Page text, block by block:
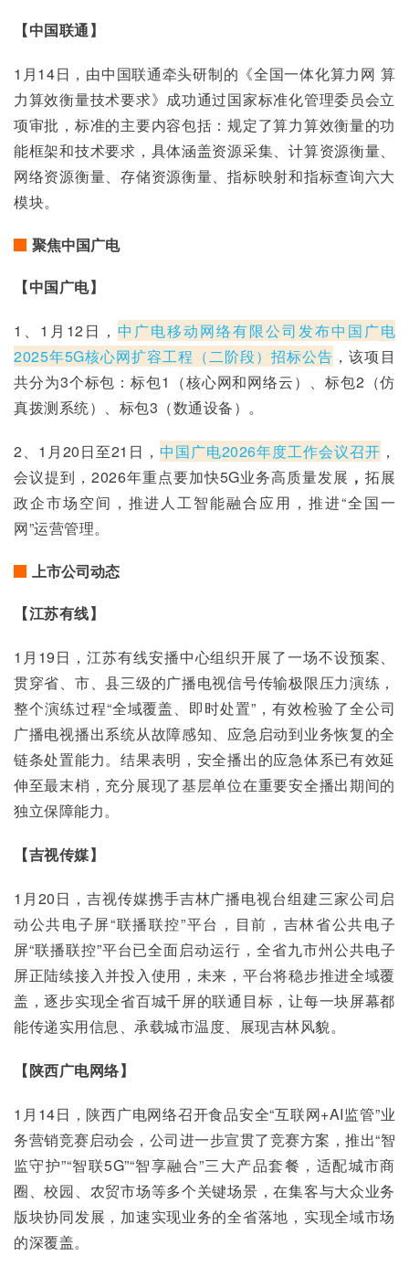
【中国联通】
1月14日，由中国联通牵头研制的《全国一体化算力网 算
力算效衡量技术要求》成功通过国家标准化管理委员会立
项审批，标准的主要内容包括：规定了算力算效衡量的功
能框架和技术要求，具体涵盖资源采集、计算资源衡量、
网络资源衡量、存储资源衡量、指标映射和指标查询六大
模块。
聚焦中国广电
【中国广电】
1、1月12日，中广电移动网络有限公司发布中国广电
2025年5G核心网扩容工程（二阶段）招标公告 ，该项目
共分为3个标包：标包1（核心网和网络云）、标包2（仿
真拨测系统）、标包3（数通设备）。
2、1月20日至21日，中国广电2026年度工作会议召开 ，
会议提到，2026年重点要加快5G业务高质量发展 ， 拓展
政企市场空间，推进人工智能融合应用，推进“全国一
网”运营管理。
上市公司动态
【江苏有线】
1月19日，江苏有线安播中心组织开展了一场不设预案、
贯穿省、市、县三级的广播电视信号传输极限压力演练，
整个演练过程“全域覆盖、即时处置”，有效检验了全公司
广播电视播出系统从故障感知、应急启动到业务恢复的全
链条处置能力。结果表明，安全播出的应急体系已有效延
伸至最末梢，充分展现了基层单位在重要安全播出期间的
独立保障能力。
【吉视传媒】
1月20日，吉视传媒携手吉林广播电视台组建三家公司启
动公共电子屏“联播联控”平台，目前，吉林省公共电子
屏“联播联控”平台已全面启动运行，全省九市州公共电子
屏正陆续接入并投入使用，未来，平台将稳步推进全域覆
盖，逐步实现全省百城千屏的联通目标，让每一块屏幕都
能传递实用信息、承载城市温度、展现吉林风貌。
【陕西广电网络】
1月14日，陕西广电网络召开食品安全“互联网+AI监管”业
务营销竞赛启动会，公司进一步宣贯了竞赛方案，推出“智
监守护”“智联5G”“智享融合”三大产品套餐，适配城市商
圈、校园、农贸市场等多个关键场景，在集客与大众业务
版块协同发展，加速实现业务的全省落地，实现全域市场
的深覆盖。